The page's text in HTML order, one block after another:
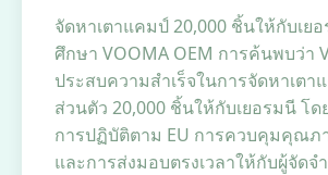
จัดหาเตาแคมป์ 20,000 ชิ้นให้กับเ
ศึกษา VOOMA OEM การค้นพบว่า
ประสบความสำเร็จในการจัดหาเต
ส่วนตัว 20,000 ชิ้นให้กับเยอรมนี โ
การปฏิบัติตาม EU การควบคุมคุณภ
และการส่งมอบตรงเวลาให้กับผู้จัด